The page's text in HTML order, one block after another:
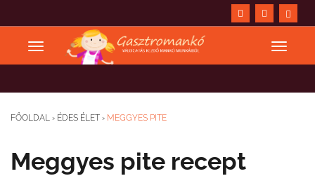
FŐOLDAL › ÉDES ÉLET › MEGGYES PITE
Meggyes pite recept